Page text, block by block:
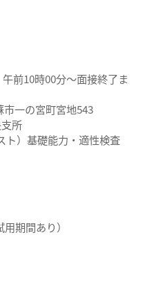
前10時00分～面接終了ま
市一の宮町宮地543
所
ト）基礎能力・適性検査
期間あり）